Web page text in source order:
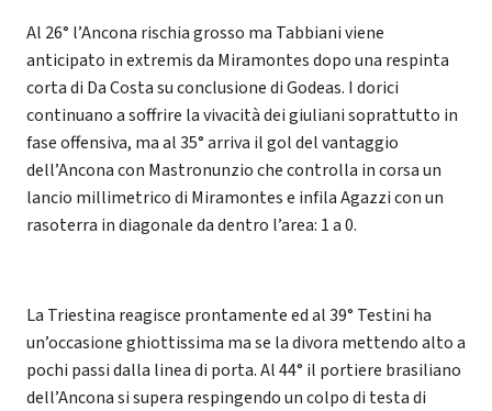
Al 26° l’Ancona rischia grosso ma Tabbiani viene
anticipato in extremis da Miramontes dopo una respinta
corta di Da Costa su conclusione di Godeas. I dorici
continuano a soffrire la vivacità dei giuliani soprattutto in
fase offensiva, ma al 35° arriva il gol del vantaggio
dell’Ancona con Mastronunzio che controlla in corsa un
lancio millimetrico di Miramontes e infila Agazzi con un
rasoterra in diagonale da dentro l’area: 1 a 0.
La Triestina reagisce prontamente ed al 39° Testini ha
un’occasione ghiottissima ma se la divora mettendo alto a
pochi passi dalla linea di porta. Al 44° il portiere brasiliano
dell’Ancona si supera respingendo un colpo di testa di